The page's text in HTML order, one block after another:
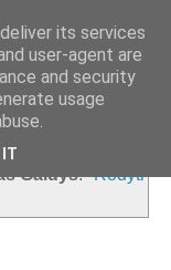
Gaidys. Rodyti
its services
user-agent are
and security
usage
IT